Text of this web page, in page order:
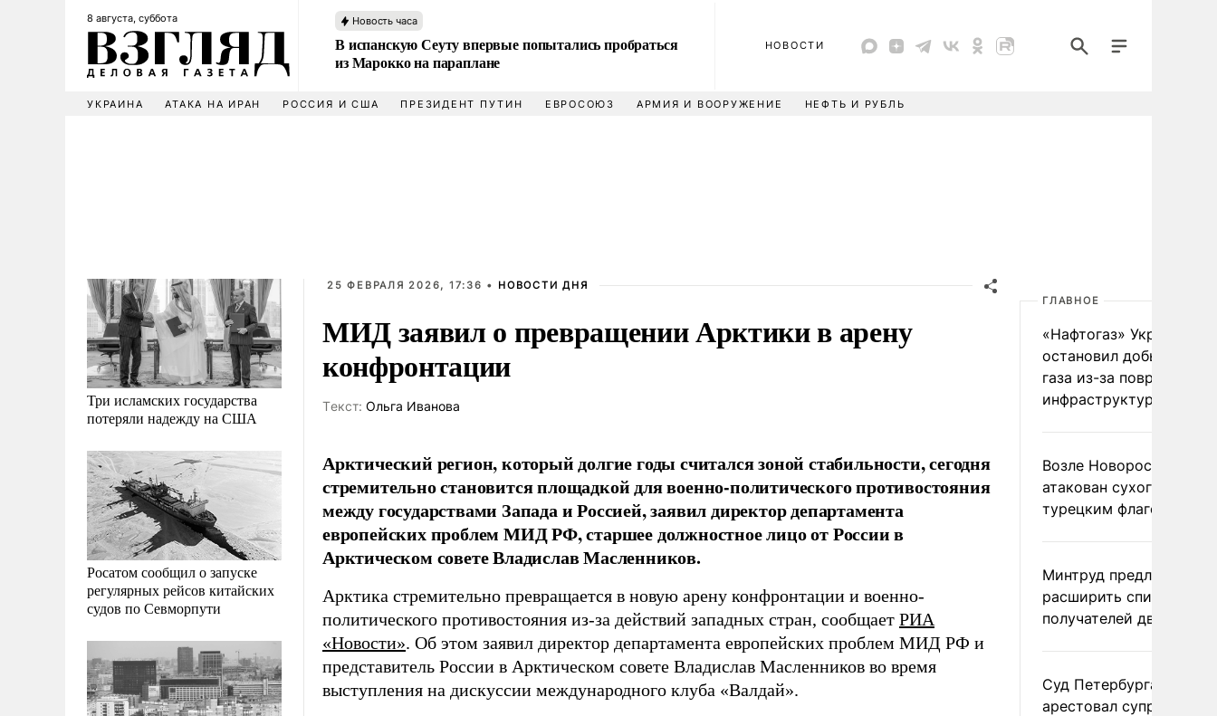
8 августа, суббота Новость часа
В испанскую Сеуту впервые попытались пробраться
из Марокко на параплане
НОВОСТИ
УКРАИНА АТАКА НА ИРАН РОССИЯ И США ПРЕЗИДЕНТ ПУТИН ЕВРОСОЮЗ АРМИЯ И ВООРУЖЕНИЕ НЕФТЬ И РУБЛЬ
Три исламских государства
потеряли надежду на США
Росатом сообщил о запуске
регулярных рейсов китайских
судов по Севморпути
25 ФЕВРАЛЯ 2026, 17:36 • НОВОСТИ ДНЯ
МИД заявил о превращении Арктики в арену
конфронтации
Tекст: Ольга Иванова
Арктический регион, который долгие годы считался зоной стабильности, сегодня
стремительно становится площадкой для военно-политического противостояния
между государствами Запада и Россией, заявил директор департамента
европейских проблем МИД РФ, старшее должностное лицо от России в
Арктическом совете Владислав Масленников.
Арктика стремительно превращается в новую арену конфронтации и военно-
политического противостояния из-за действий западных стран, сообщает РИА
«Новости». Об этом заявил директор департамента европейских проблем МИД РФ и
представитель России в Арктическом совете Владислав Масленников во время
выступления на дискуссии международного клуба «Валдай».
ГЛАВНОЕ
«Нафтогаз» Украины
остановил добычу
газа из-за повреждения
инфраструктуры
Возле Новороссийска
атакован сухогруз под
турецким флагом
Минтруд предложил
расширить список
получателей двух
Суд Петербурга заочно
арестовал супругу